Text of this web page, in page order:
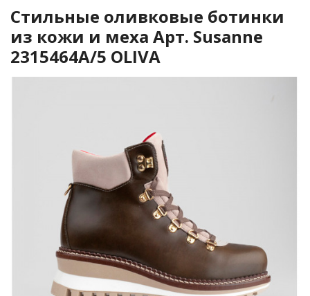
Стильные оливковые ботинки
из кожи и меха Арт. Susanne
2315464A/5 OLIVA